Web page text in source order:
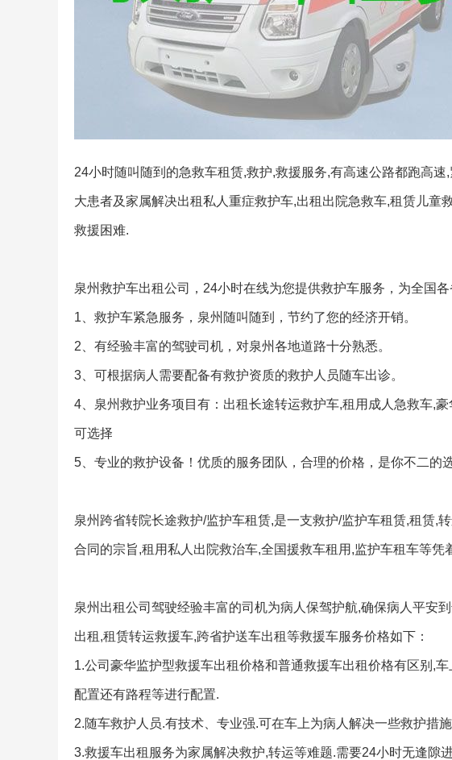
24小时随叫随到的急救车租赁,救护,救援服务,有高速公路都跑高
大患者及家属解决出租私人重症救护车,出租出院急救车,租赁儿童
救援困难.
泉州救护车出租公司，24小时在线为您提供救护车服务，为全国
1、救护车紧急服务，泉州随叫随到，节约了您的经济开销。
2、有经验丰富的驾驶司机，对泉州各地道路十分熟悉。
3、可根据病人需要配备有救护资质的救护人员随车出诊。
4、泉州救护业务项目有：出租长途转运救护车,租用成人急救车,
可选择
5、专业的救护设备！优质的服务团队，合理的价格，是你不二的
泉州跨省转院长途救护/监护车租赁,是一支救护/监护车租赁,租赁,
合同的宗旨,租用私人出院救治车,全国援救车租用,监护车租车等
泉州出租公司驾驶经验丰富的司机为病人保驾护航,确保病人平安
出租,租赁转运救援车,跨省护送车出租等救援车服务价格如下：
1.公司豪华监护型救援车出租价格和普通救援车出租价格有区别,
配置还有路程等进行配置.
2.随车救护人员.有技术、专业强.可在车上为病人解决一些救护措
3.救援车出租服务为家属解决救护,转运等难题.需要24小时无逢隙